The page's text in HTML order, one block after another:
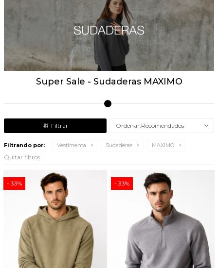
Super Sale - Sudaderas MAXIMO
Recomendados
Filtrando por: Vestimenta Sudaderas MAXIMO
Quitar filtros
33 33